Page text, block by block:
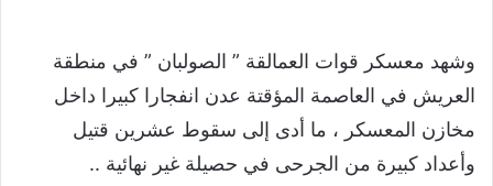
وشهد معسكر قوات العمالقة ” الصولبان ” في منطقة
العريش في العاصمة المؤقتة عدن انفجارا كبيرا داخل
مخازن المعسكر ، ما أدى إلى سقوط عشرين قتيل
وأعداد كبيرة من الجرحى في حصيلة غير نهائية ..